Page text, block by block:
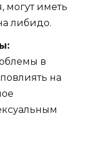
могут иметь
либидо.
в
на